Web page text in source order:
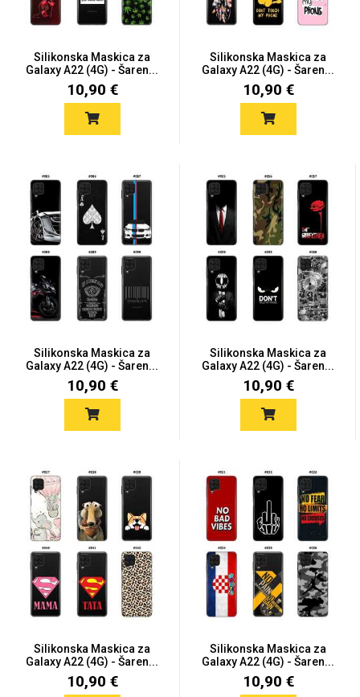
Silikonska Maskica za
Galaxy A22 (4G) - Šaren...
10,90 €
Silikonska Maskica za
Galaxy A22 (4G) - Šaren...
10,90 €
Silikonska Maskica za
Galaxy A22 (4G) - Šaren...
10,90 €
Silikonska Maskica za
Galaxy A22 (4G) - Šaren...
10,90 €
Silikonska Maskica za
Galaxy A22 (4G) - Šaren...
10,90 €
Silikonska Maskica za
Galaxy A22 (4G) - Šaren...
10,90 €
Mix